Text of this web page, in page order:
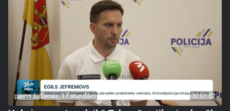
pirms 1 dienas, 17 stundām 00:01:02